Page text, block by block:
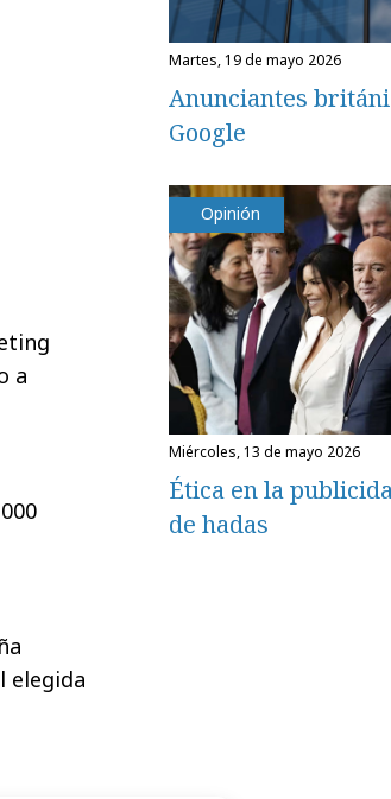
a
elegida
martes, 19 de mayo 2026
Anunciantes
Google
Opinión
miércoles, 13 de mayo 2026
Ética en la
de hadas